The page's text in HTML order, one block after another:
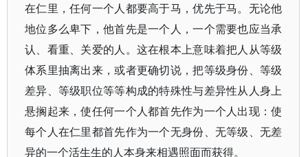
在仁里，任何一个人都要高于马，优先于马。无论他
地位多么卑下，他首先是一个人，一个需要也应当承
认、看重、关爱的人。这在根本上意味着把人从等级
体系里抽离出来，或者更确切说，把等级身份、等级
差异、等级职位等等构成的特殊性与差异性从人身上
悬搁起来，使任何一个人都首先作为一个人出现：使
每个人在仁里都首先作为一个无身份、无等级、无差
异的一个活生生的人本身来相遇照面而获得。